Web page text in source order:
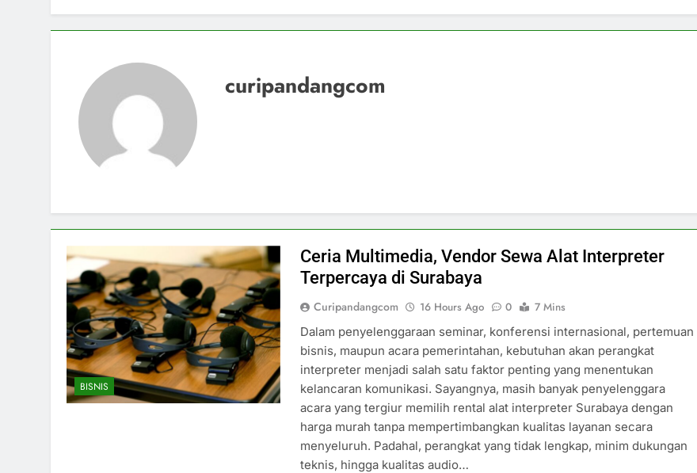
curipandangcom
BISNIS
Ceria Multimedia, Vendor Sewa Alat Interpreter
Terpercaya di Surabaya
Curipandangcom 16 Hours Ago 0
7 Mins
Dalam penyelenggaraan seminar, konferensi internasional, pertemuan
bisnis, maupun acara pemerintahan, kebutuhan akan perangkat
interpreter menjadi salah satu faktor penting yang menentukan
kelancaran komunikasi. Sayangnya, masih banyak penyelenggara
acara yang tergiur memilih rental alat interpreter Surabaya dengan
harga murah tanpa mempertimbangkan kualitas layanan secara
menyeluruh. Padahal, perangkat yang tidak lengkap, minim dukungan
teknis, hingga kualitas audio…